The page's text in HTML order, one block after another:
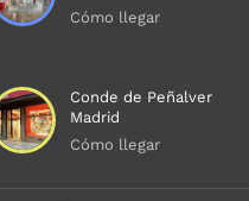
Cómo llegar
Conde de Peñalver
Madrid
Cómo llegar